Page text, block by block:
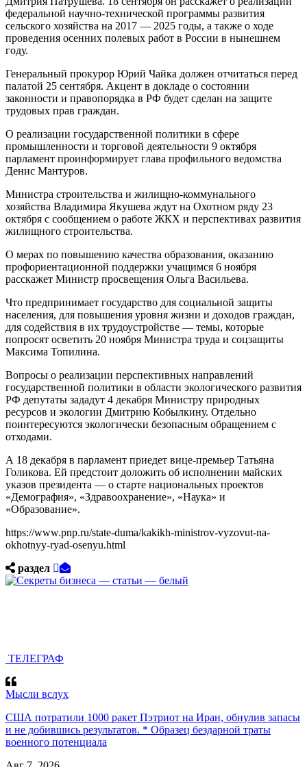
федеральной научно-технической программы развития
сельского хозяйства на 2017 — 2025 годы, а также о ходе
проведения осенних полевых работ в России в нынешнем
году.
Генеральный прокурор Юрий Чайка должен отчитаться перед
палатой 25 сентября. Акцент в докладе о состоянии
законности и правопорядка в РФ будет сделан на защите
трудовых прав граждан.
О реализации государственной политики в сфере
промышленности и торговой деятельности 9 октября
парламент проинформирует глава профильного ведомства
Денис Мантуров.
Министра строительства и жилищно-коммунального
хозяйства Владимира Якушева ждут на Охотном ряду 23
октября с сообщением о работе ЖКХ и перспективах развития
жилищного строительства.
О мерах по повышению качества образования, оказанию
профориентационной поддержки учащимся 6 ноября
расскажет Министр просвещения Ольга Васильева.
Что предпринимает государство для социальной защиты
населения, для повышения уровня жизни и доходов граждан,
для содействия в их трудоустройстве — темы, которые
попросят осветить 20 ноября Министра труда и соцзащиты
Максима Топилина.
Вопросы о реализации перспективных направлений
государственной политики в области экологического развития
РФ депутаты зададут 4 декабря Министру природных
ресурсов и экологии Дмитрию Кобылкину. Отдельно
поинтересуются экологически безопасным обращением с
отходами.
А 18 декабря в парламент приедет вице-премьер Татьяна
Голикова. Ей предстоит доложить об исполнении майских
указов президента — о старте национальных проектов
«Демография», «Здравоохранение», «Наука» и
«Образование».
https://www.pnp.ru/state-duma/kakikh-ministrov-vyzovut-na-
okhotnyy-ryad-osenyu.html
раздел
ТЕЛЕГРАФ
Мысли вслух
США потратили 1000 ракет Пэтриот на Иран, обнулив запасы
и не добившись результатов. * Образец бездарной траты
военного потенциала